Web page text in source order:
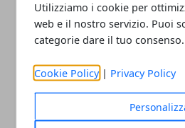
Utilizziamo i cookie per
web e il nostro servizio. Puoi
categorie dare il tuo consenso.
Cookie Policy | Privacy Policy
Impresa partendo da